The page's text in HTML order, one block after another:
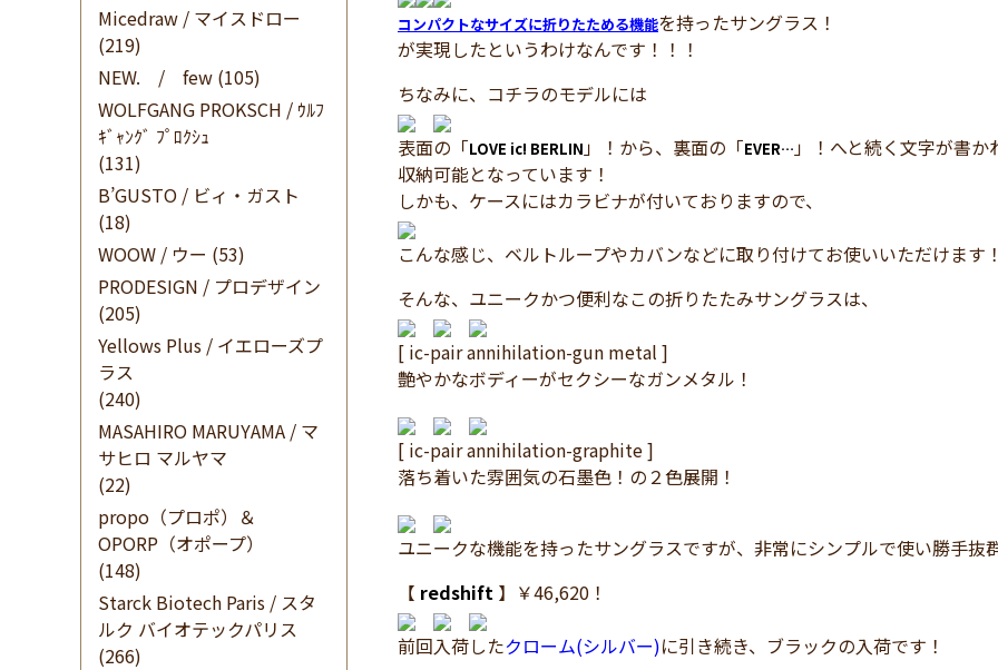
Micedraw / マイスドロー
(219)
NEW. / few (105)
WOLFGANG PROKSCH / ｳﾙﾌ
ｷﾞｬﾝｸﾞ ﾌﾟﾛｸｼｭ
(131)
B’GUSTO / ビィ・ガスト
(18)
WOOW / ウー (53)
PRODESIGN / プロデザイン
(205)
Yellows Plus / イエローズプ
ラス
(240)
MASAHIRO MARUYAMA / マ
サヒロ マルヤマ
(22)
propo（プロポ）＆
OPORP（オポープ）
(148)
Starck Biotech Paris / スタ
ルク バイオテックパリス
(266)
コンパクトなサイズに折りたためる機能を持ったサングラス！
が実現したというわけなんです！！！
ちなみに、コチラのモデルには
表面の「LOVE ic! BERLIN」！から、裏面の「EVER…」！へと続く文字が書か
収納可能となっています！
しかも、ケースにはカラビナが付いておりますので、
こんな感じ、ベルトループやカバンなどに取り付けてお使いいただけます！
そんな、ユニークかつ便利なこの折りたたみサングラスは、
[ ic-pair annihilation-gun metal ]
艶やかなボディーがセクシーなガンメタル！
[ ic-pair annihilation-graphite ]
落ち着いた雰囲気の石墨色！の２色展開！
ユニークな機能を持ったサングラスですが、非常にシンプルで使い勝手抜
【 redshift 】￥46,620！
前回入荷したクローム(シルバー)に引き続き、ブラックの入荷です！